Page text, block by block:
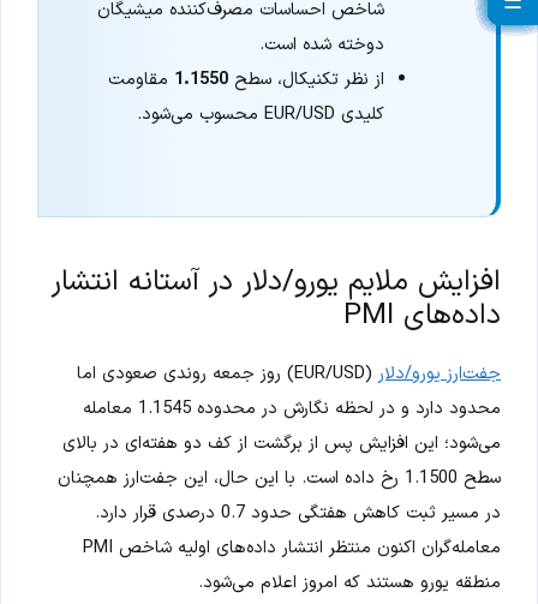
شاخص احساسات مصرف‌کننده میشیگان
دوخته شده است.
از نظر تکنیکال، سطح1.1550 مقاومت
کلیدی EUR/USD محسوب می‌شود.
افزایش ملایم یورو/دلار در آستانه انتشار
داده‌های PMI
جفت‌ارز یورو/دلار
(EUR/USD) روز جمعه روندی صعودی اما
محدود دارد و در لحظه نگارش در محدوده 1.1545 معامله
می‌شود؛ این افزایش پس از برگشت از کف دو هفته‌ای در بالای
سطح 1.1500 رخ داده است. با این حال، این جفت‌ارز همچنان
در مسیر ثبت کاهش هفتگی حدود 0.7 درصدی قرار دارد.
معامله‌گران اکنون منتظر انتشار داده‌های اولیه شاخص PMI
منطقه یورو هستند که امروز اعلام می‌شود.